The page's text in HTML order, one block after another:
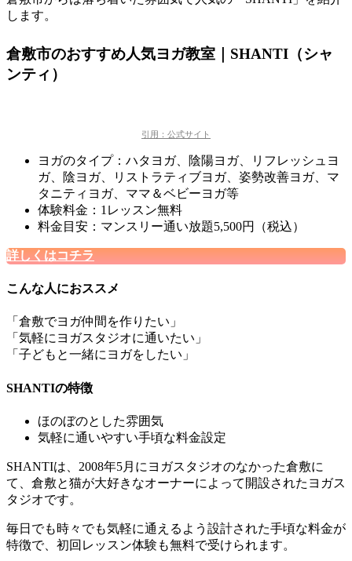
します。
倉敷市のおすすめ人気ヨガ教室｜SHANTI（シャ
ンティ）
引用：公式サイト
ヨガのタイプ：ハタヨガ、陰陽ヨガ、リフレッシュヨ
ガ、陰ヨガ、リストラティブヨガ、姿勢改善ヨガ、マ
タニティヨガ、ママ＆ベビーヨガ等
体験料金：1レッスン無料
料金目安：マンスリー通い放題5,500円（税込）
詳しくはコチラ
こんな人におススメ
「倉敷でヨガ仲間を作りたい」
「気軽にヨガスタジオに通いたい」
「子どもと一緒にヨガをしたい」
SHANTIの特徴
ほのぼのとした雰囲気
気軽に通いやすい手頃な料金設定
SHANTIは、2008年5月にヨガスタジオのなかった倉敷に
て、倉敷と猫が大好きなオーナーによって開設されたヨガス
タジオです。
毎日でも時々でも気軽に通えるよう設計された手頃な料金が
特徴で、 初回レッスン体験も無料で受けられます。